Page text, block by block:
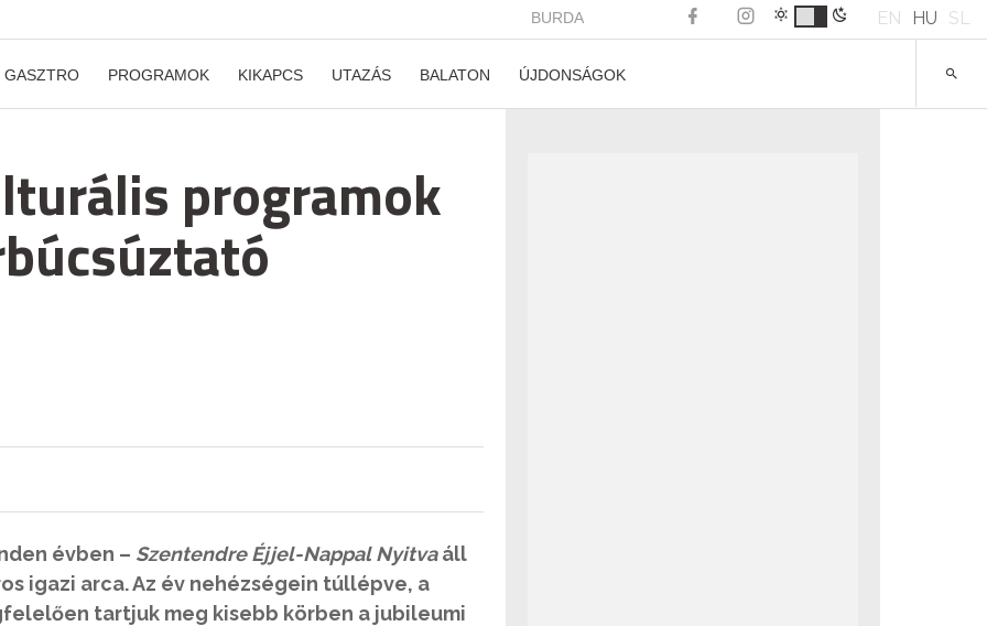
BURDA EN HU SL
GASZTRO PROGRAMOK KIKAPCS UTAZÁS BALATON ÚJDONSÁGOK
programok
évben – Szentendre Éjjel-Nappal Nyitvaáll
igazi arca. Az év nehézségein túllépve, a
tartjuk meg kisebb körben a jubileumi